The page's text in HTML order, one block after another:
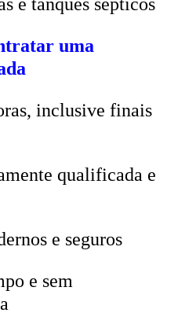
uma
inclusive finais
qualificada e
e seguros
e sem